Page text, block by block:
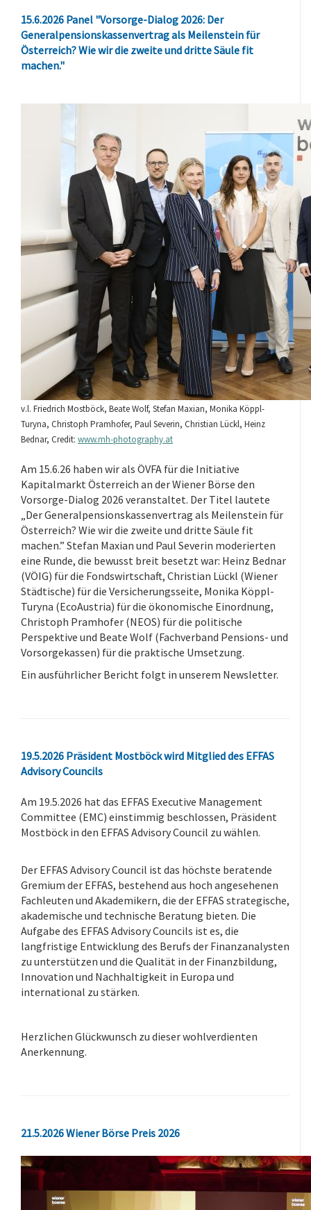
15.6.2026 Panel "Vorsorge-Dialog 2026: Der
Generalpensionskassenvertrag als Meilenstein für
Österreich? Wie wir die zweite und dritte Säule fit
machen."
v.l. Friedrich Mostböck, Beate Wolf, Stefan Maxian, Monika Köppl-
Turyna, Christoph Pramhofer, Paul Severin, Christian Lückl, Heinz
Bednar, Credit: www.mh-photography.at
Am 15.6.26 haben wir als ÖVFA für die Initiative
Kapitalmarkt Österreich an der Wiener Börse den
Vorsorge-Dialog 2026 veranstaltet. Der Titel lautete
„Der Generalpensionskassenvertrag als Meilenstein für
Österreich? Wie wir die zweite und dritte Säule fit
machen.” Stefan Maxian und Paul Severin moderierten
eine Runde, die bewusst breit besetzt war: Heinz Bednar
(VÖIG) für die Fondswirtschaft, Christian Lückl (Wiener
Städtische) für die Versicherungsseite, Monika Köppl-
Turyna (EcoAustria) für die ökonomische Einordnung,
Christoph Pramhofer (NEOS) für die politische
Perspektive und Beate Wolf (Fachverband Pensions- und
Vorsorgekassen) für die praktische Umsetzung.
Ein ausführlicher Bericht folgt in unserem Newsletter.
19.5.2026 Präsident Mostböck wird Mitglied des EFFAS
Advisory Councils
Am 19.5.2026 hat das EFFAS Executive Management
Committee (EMC) einstimmig beschlossen, Präsident
Mostböck in den EFFAS Advisory Council zu wählen.
Der EFFAS Advisory Council ist das höchste beratende
Gremium der EFFAS, bestehend aus hoch angesehenen
Fachleuten und Akademikern, die der EFFAS strategische,
akademische und technische Beratung bieten. Die
Aufgabe des EFFAS Advisory Councils ist es, die
langfristige Entwicklung des Berufs der Finanzanalysten
zu unterstützen und die Qualität in der Finanzbildung,
Innovation und Nachhaltigkeit in Europa und
international zu stärken.
Herzlichen Glückwunsch zu dieser wohlverdienten
Anerkennung.
21.5.2026 Wiener Börse Preis 2026